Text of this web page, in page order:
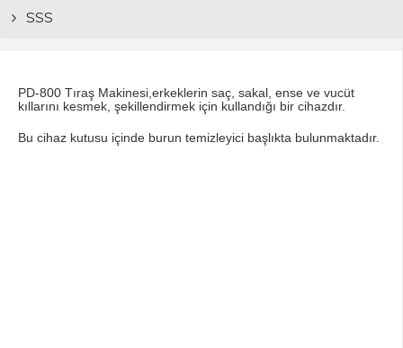
SSS
PD-800 Tıraş Makinesi,erkeklerin saç, sakal, ense ve vucüt
kıllarını kesmek, şekillendirmek için kullandığı bir cihazdır.
Bu cihaz kutusu içinde burun temizleyici başlıkta bulunmaktadır.